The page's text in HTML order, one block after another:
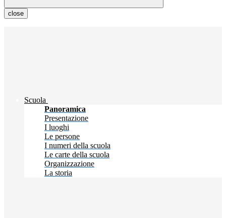
close
Scuola
Panoramica
Presentazione
I luoghi
Le persone
I numeri della scuola
Le carte della scuola
Organizzazione
La storia